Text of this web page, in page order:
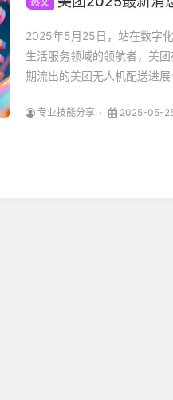
2025年5月25日，站在数字
生活服务领域的领航者，美
期流出的美团无人机配送进
专业技能分享 2025-05-